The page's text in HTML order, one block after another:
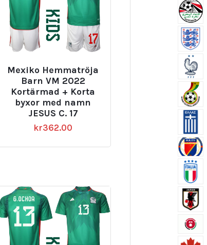
Mexiko Hemmatröja
Barn VM 2022
Kortärmad + Korta
byxor med namn
JESUS C. 17
kr362.00